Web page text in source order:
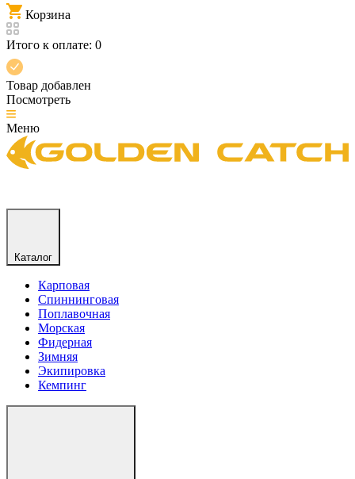
Корзина
Итого к оплате: 0
Товар добавлен
Посмотреть
Меню
Каталог
Карповая
Спиннинговая
Поплавочная
Морская
Фидерная
Зимняя
Экипировка
Кемпинг